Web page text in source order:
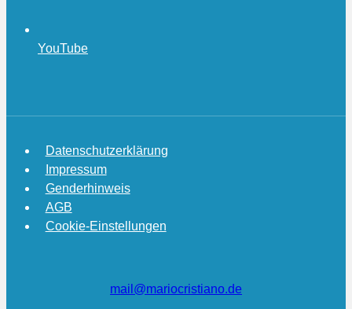
YouTube
Datenschutzerklärung
Impressum
Genderhinweis
AGB
Cookie-Einstellungen
mail@mariocristiano.de